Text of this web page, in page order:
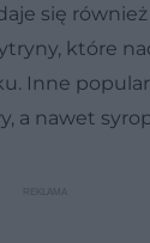
się
które
Inne
a nawet